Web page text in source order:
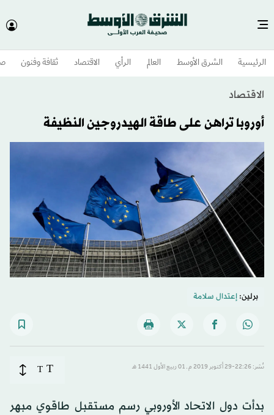
الرئيسية الشرق الأوسط​ العالم الرأي الاقتصاد ثقافة وفنون
الاقتصاد
أوروبا تراهن على طاقة الهيدروجين النظيفة
برلين:إعتدال سلامة
نُشر: 22:26-29 أكتوبر 2019 م ـ 01 ربيع الأول 1441 هـ T
T
بدأت دول الاتحاد الأوروبي رسم مستقبل طاقوي مبهر